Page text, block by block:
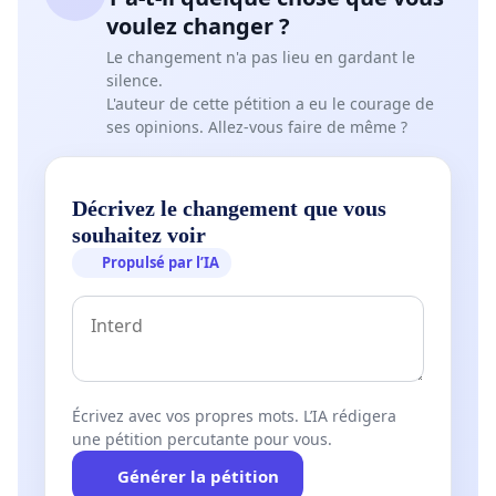
IHOES), Michael Bisschops, Benjamin Blaise
(Directeur des Territoires de la Mémoire), Francine
Bolle (Historienne CHSG-ULB), Cédric Boonen,
Jérôme Delnooz, Milena De Paoli, Eric Florence, Eric
Geerkens (professeur d’histoire ULG), Tamara
Hannay, Catherine Lanneau (professeure d’histoire
Véronique Limere (président CAL province de lIège),
Alain Marchandise (Médiéviste ULG), Catherine
Michel Recloux, Lionel Vanvelthem (Historien
François Welter (Directeur du CARHOP), Micheline
Zanatta (Présidente IHOES).
Ce sont ajouté·es : - Emmanuel Debruyne, historien
(UCLouvain) - Ralph Dekoninck, historien de l’art
voulez changer ?
Le changement n'a pas lieu en gardant le
silence.
L'auteur de cette pétition a eu le courage de
ses opinions. Allez-vous faire de même ?
Décrivez le changement que vous
souhaitez voir
Propulsé par l’IA
Écrivez avec vos propres mots. L’IA rédigera
une pétition percutante pour vous.
Générer la pétition